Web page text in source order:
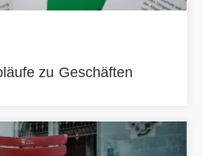
zu Geschäften